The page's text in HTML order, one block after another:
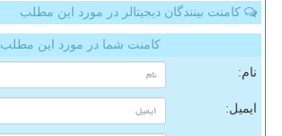
کامنت بینندگان دیجیتالر در مورد این مطلب
کامنت شما در مورد این مطلب
نام:
ایمیل: